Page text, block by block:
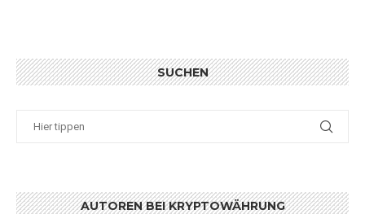
SUCHEN
AUTOREN BEI KRYPTOWÄHRUNG